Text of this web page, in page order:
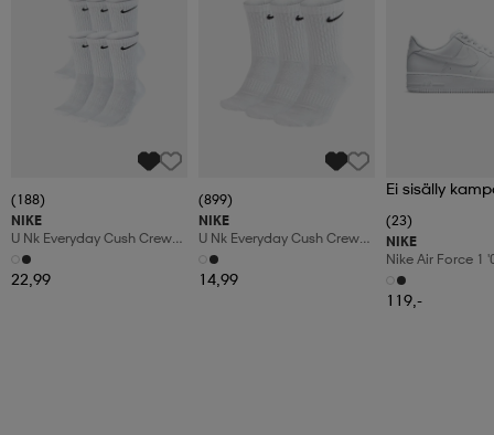
(188)
NIKE
U Nk Everyday Cush Crew
6pr-Bd
22,99
(899)
NIKE
U Nk Everyday Cush Crew
3pr
14,99
Ei sisälly
(23)
NIKE
Nike Air Force 1
Shoes
119,-